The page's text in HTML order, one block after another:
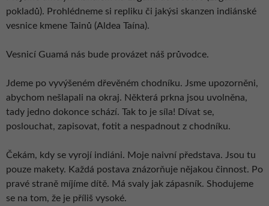
pokladů). Prohlédneme si repliku či jakýsi skanzen indiánské
vesnice kmene Tainů (Aldea Taína).
Vesnicí Guamá nás bude provázet náš průvodce.
Jdeme po vyvýšeném dřevěném chodníku. Jsme upozorněni,
abychom nešlapali na okraj. Některá prkna jsou uvolněna,
tady jedno dokonce schází. Tak to je síla! Dívat se,
poslouchat, zapisovat, fotit a nespadnout z chodníku.
Čekám, kdy se vyrojí indiáni. Moje naivní představa. Jsou tu
pouze makety. Každá postava znázorňuje nějakou činnost. Po
pravé straně míjíme dítě. Má svaly jak zápasník. Shodujeme
se na tom, že je příliš vysoké.